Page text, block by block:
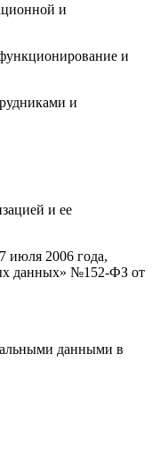
и
и
и
и ее
июля 2006 года,
данных» №152-ФЗ от
данными в